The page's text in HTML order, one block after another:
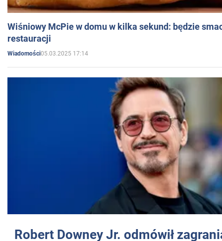
Wiśniowy McPie w domu w kilka sekund: będzie
restauracji
Wiadomości05.03.2025 17:14
Robert Downey Jr. odmówił